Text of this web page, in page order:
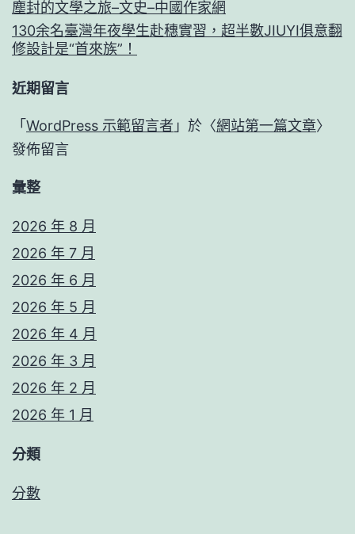
塵封的文學之旅–文史–中國作家網
130余名臺灣年夜學生赴穗實習，超半數JIUYI俱意翻
修設計是“首來族”！
近期留言
「 WordPress 示範留言者 」於〈網站第一篇文章〉
發佈留言
彙整
2026 年 8 月
2026 年 7 月
2026 年 6 月
2026 年 5 月
2026 年 4 月
2026 年 3 月
2026 年 2 月
2026 年 1 月
分類
分數